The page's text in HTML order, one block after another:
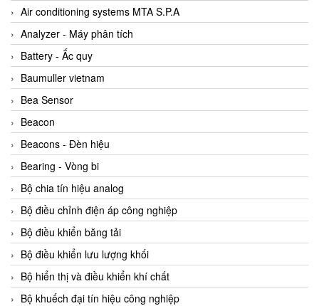
AC&T Vietnam
Accepta Vietnam
ACCUMAC Vietnam
AccuWeb Vietnam
Acey
ACOEM Vietnam
ADCA Vietnam
ADFweb Vietnam
Adler Vietnam
Ados Vietnam
Advanced Energy Vietnam
Advantech Vietnam
Agate Vietnam
AGR International Vietnam
Air conditioning systems MTA S.P.A
Analyzer - Máy phân tích
Battery - Ắc quy
Baumuller vietnam
Bea Sensor
Beacon
Beacons - Đèn hiệu
Bearing - Vòng bi
Bộ chia tín hiệu analog
Bộ điều chỉnh điện áp công nghiệp
Bộ điều khiển băng tải
Bộ điều khiển lưu lượng khối
Bộ hiển thị và điều khiển khí chất
Bộ khuếch đại tín hiệu công nghiệp